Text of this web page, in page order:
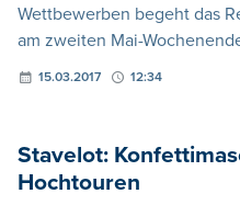
Wettbewerben begeht das
am zweiten Mai-
15.03.2017 12:34
Stavelot:
Hochtouren